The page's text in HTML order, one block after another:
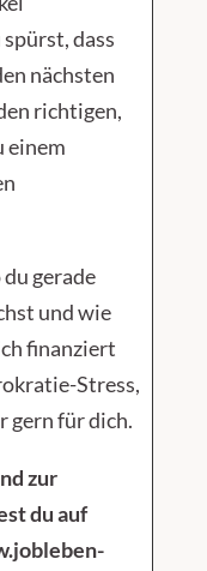
dass
nächsten
richtigen,
einem
gerade
und wie
finanziert
Stress,
gern für dich.
zur
du auf